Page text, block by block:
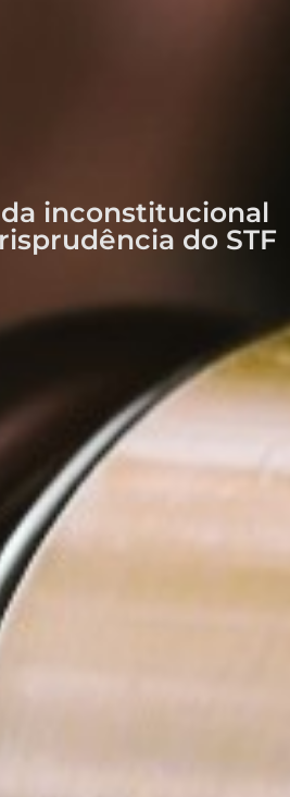
inconstitucional
do STF